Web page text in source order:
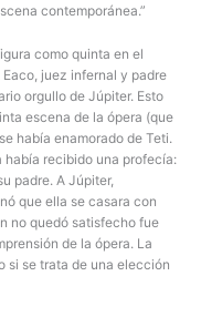
contemporánea.”
como quinta en el
Eaco, juez infernal y padre
orgullo de Júpiter. Esto
escena de la ópera (que
había enamorado de Teti.
había recibido una profecía:
padre. A Júpiter,
que ella se casara con
no quedó satisfecho fue
de la ópera. La
si se trata de una elección